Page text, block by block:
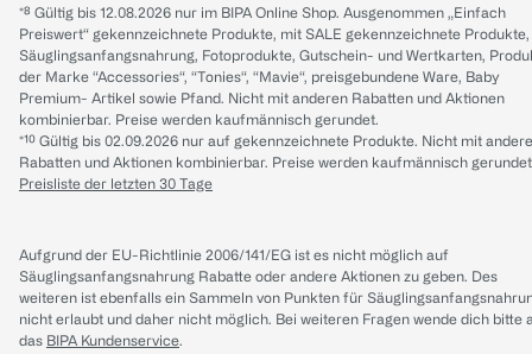
*⁸ Gültig bis 12.08.2026 nur im BIPA Online Shop. Ausgenommen „Einfach
Preiswert“ gekennzeichnete Produkte, mit SALE gekennzeichnete Produkte,
Säuglingsanfangsnahrung, Fotoprodukte, Gutschein- und Wertkarten,
der Marke “Accessories“, “Tonies“, “Mavie“, preisgebundene Ware, Baby
Premium- Artikel sowie Pfand. Nicht mit anderen Rabatten und Aktionen
kombinierbar. Preise werden kaufmännisch gerundet.
*¹⁰ Gültig bis 02.09.2026 nur auf gekennzeichnete Produkte. Nicht mit
Rabatten und Aktionen kombinierbar. Preise werden kaufmännisch
Preisliste der letzten 30 Tage
Aufgrund der EU-Richtlinie 2006/141/EG ist es nicht möglich auf
Säuglingsanfangsnahrung Rabatte oder andere Aktionen zu geben. Des
weiteren ist ebenfalls ein Sammeln von Punkten für
nicht erlaubt und daher nicht möglich. Bei weiteren Fragen wende dich bitte
das BIPA Kundenservice.